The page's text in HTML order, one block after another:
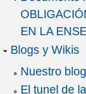
EN LA
Blogs y Wikis
Nuestro
El tunel de